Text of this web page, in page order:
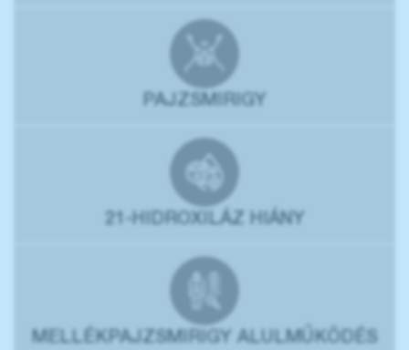
PAJZSMIRIGY
21-HIDROXILÁZ HIÁNY
MELLÉKPAJZSMIRIGY ALULMŰKÖDÉS